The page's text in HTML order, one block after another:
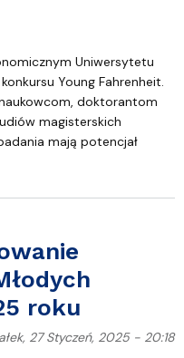
Young Fahrenheit
Uniwersytetu
Young Fahrenheit.
doktorantom
magisterskich
mają potencjał
roku
27 Styczeń, 2025 - 20:18